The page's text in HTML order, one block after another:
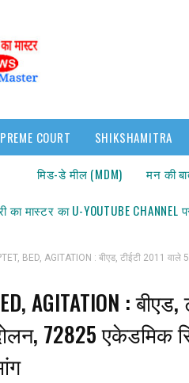
COURT SHIKSHAMITRA
मिड-डे मील (MDM) मन की
का मास्टर का U-YOUTUBE CHANNEL
BED, AGITATION : बीएड, टीईटी 2011
AGITATION :
72825 एकेडमिक
सूचना: अधिक संबंधित